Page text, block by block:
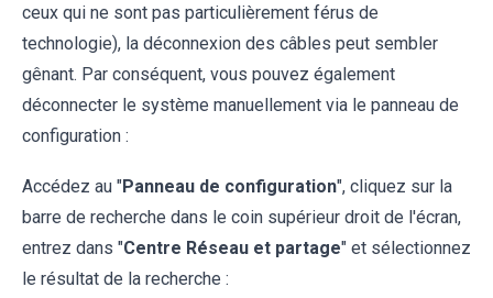
ceux qui ne sont pas particulièrement férus de
technologie), la déconnexion des câbles peut sembler
gênant. Par conséquent, vous pouvez également
déconnecter le système manuellement via le panneau de
configuration :
Accédez au "Panneau de configuration", cliquez sur la
barre de recherche dans le coin supérieur droit de l'écran,
entrez dans "Centre Réseau et partage" et sélectionnez
le résultat de la recherche :